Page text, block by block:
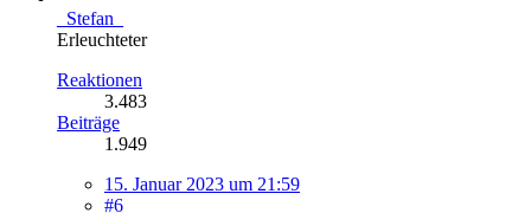
_Stefan_
Erleuchteter
Reaktionen
3.483
Beiträge
1.949
15. Januar 2023 um 21:59
#6